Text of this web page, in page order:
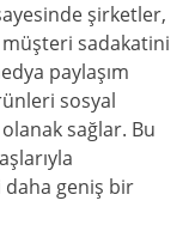
şirketler,
sadakatini
paylaşım
sosyal
sağlar. Bu
daha geniş bir